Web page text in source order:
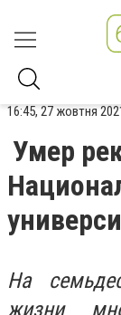
16:45, 27 жовтня
Умер
На
жизни